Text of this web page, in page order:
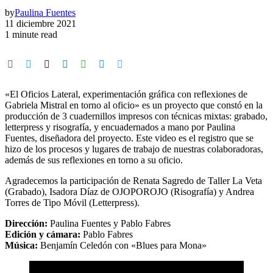
byPaulina Fuentes
11 diciembre 2021
1 minute read
«El Oficios Lateral, experimentación gráfica con reflexiones de
Gabriela Mistral en torno al oficio» es un proyecto que constó en la
producción de 3 cuadernillos impresos con técnicas mixtas: grabado,
letterpress y risografía, y encuadernados a mano por Paulina
Fuentes, diseñadora del proyecto. Este video es el registro que se
hizo de los procesos y lugares de trabajo de nuestras colaboradoras,
además de sus reflexiones en torno a su oficio.
Agradecemos la participación de Renata Sagredo de Taller La Veta
(Grabado), Isadora Díaz de OJOPOROJO (Risografía) y Andrea
Torres de Tipo Móvil (Letterpress).
Dirección: Paulina Fuentes y Pablo Fabres
Edición y cámara: Pablo Fabres
Música: Benjamín Celedón con «Blues para Mona»